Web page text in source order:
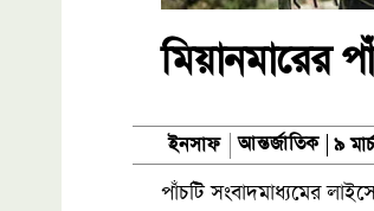
মিয়ানমারের
ইনসাফ আন্তর্জাতিক ৯
পাঁচটি সংবাদমাধ্যমের